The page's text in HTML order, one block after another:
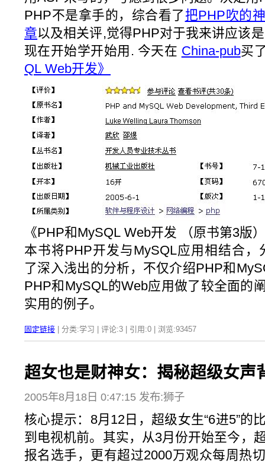
PHP不是拿手的，综合看了把PHP吹的
章以及相关评,觉得PHP对于我来讲应该
现在开始学开始用. 今天在 China-pub买
QL Web开发》
《PHP和MySQL Web开发 （原书第3版
本书将PHP开发与MySQL应用相结合，
了深入浅出的分析，不仅介绍PHP和
PHP和MySQL的Web应用做了较全面的
实用的例子。
固定链接 | 分类:学习 | 评论:3 | 引用:0 | 浏览:93457
超女也是财神女：揭秘超级女声
2005年8月18日 0:47:15 发布:狮子
核心提示：8月12日，超级女生“6进5”的
到电视机前。其实，从3月份开始至今，
报名选手，更有超过2000万观众每周热